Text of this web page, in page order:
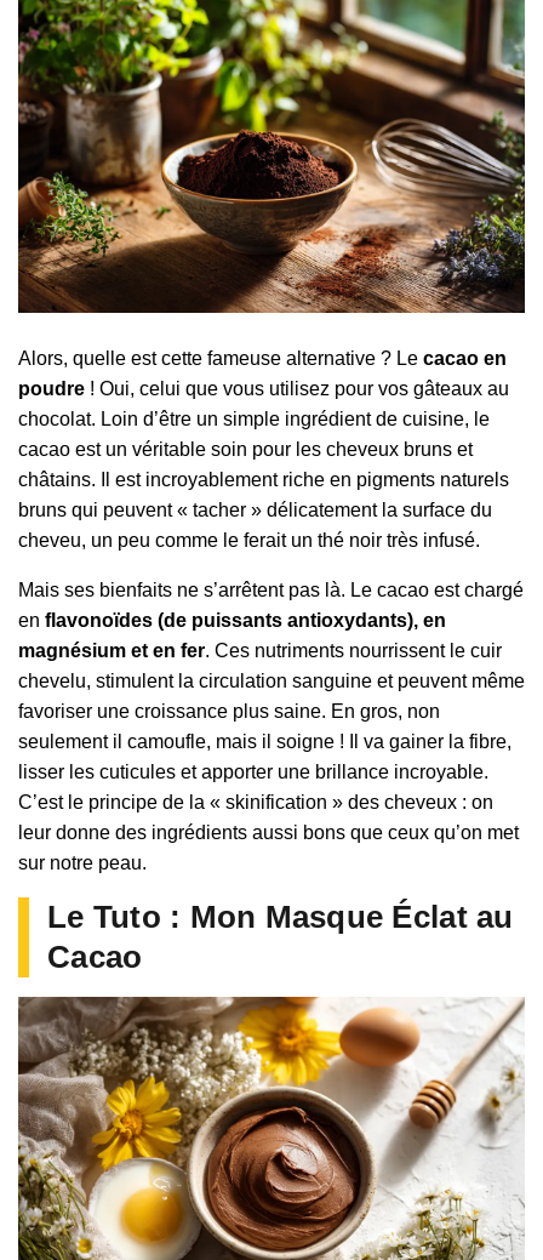
Alors, quelle est cette fameuse alternative ? Le cacao en
poudre ! Oui, celui que vous utilisez pour vos gâteaux au
chocolat. Loin d’être un simple ingrédient de cuisine, le
cacao est un véritable soin pour les cheveux bruns et
châtains. Il est incroyablement riche en pigments naturels
bruns qui peuvent « tacher » délicatement la surface du
cheveu, un peu comme le ferait un thé noir très infusé.
Mais ses bienfaits ne s’arrêtent pas là. Le cacao est chargé
en flavonoïdes (de puissants antioxydants), en
magnésium et en fer. Ces nutriments nourrissent le cuir
chevelu, stimulent la circulation sanguine et peuvent même
favoriser une croissance plus saine. En gros, non
seulement il camoufle, mais il soigne ! Il va gainer la fibre,
lisser les cuticules et apporter une brillance incroyable.
C’est le principe de la « skinification » des cheveux : on
leur donne des ingrédients aussi bons que ceux qu’on met
sur notre peau.
Le Tuto : Mon Masque Éclat au
Cacao